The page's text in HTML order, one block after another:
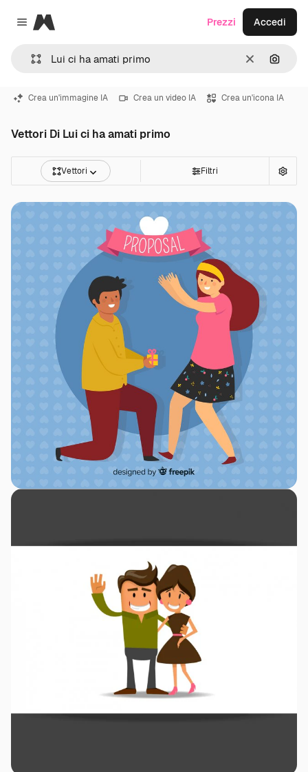
Close menu
Magnific
CancellaCerca
Prezzi Accedi
Crea un'immagine IA Crea un video IA Crea un'icona IA
Vettori Di Lui ci ha amati primo
Vettori Filtri